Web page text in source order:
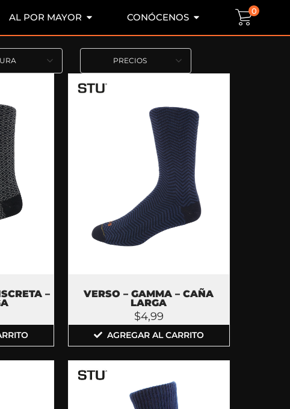
AL POR MAYOR CONÓCENOS
0
PRECIOS
– VERSO – GAMMA – CAÑA
LARGA
$4,99
AGREGAR AL CARRITO